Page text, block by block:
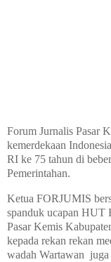
Forum Jurnalis Pasar
kemerdekaan
RI ke 75 tahun di
Pemerintahan.
Ketua FORJUMIS
spanduk ucapan HUT
Pasar Kemis
kepada rekan rekan
wadah Wartawan juga